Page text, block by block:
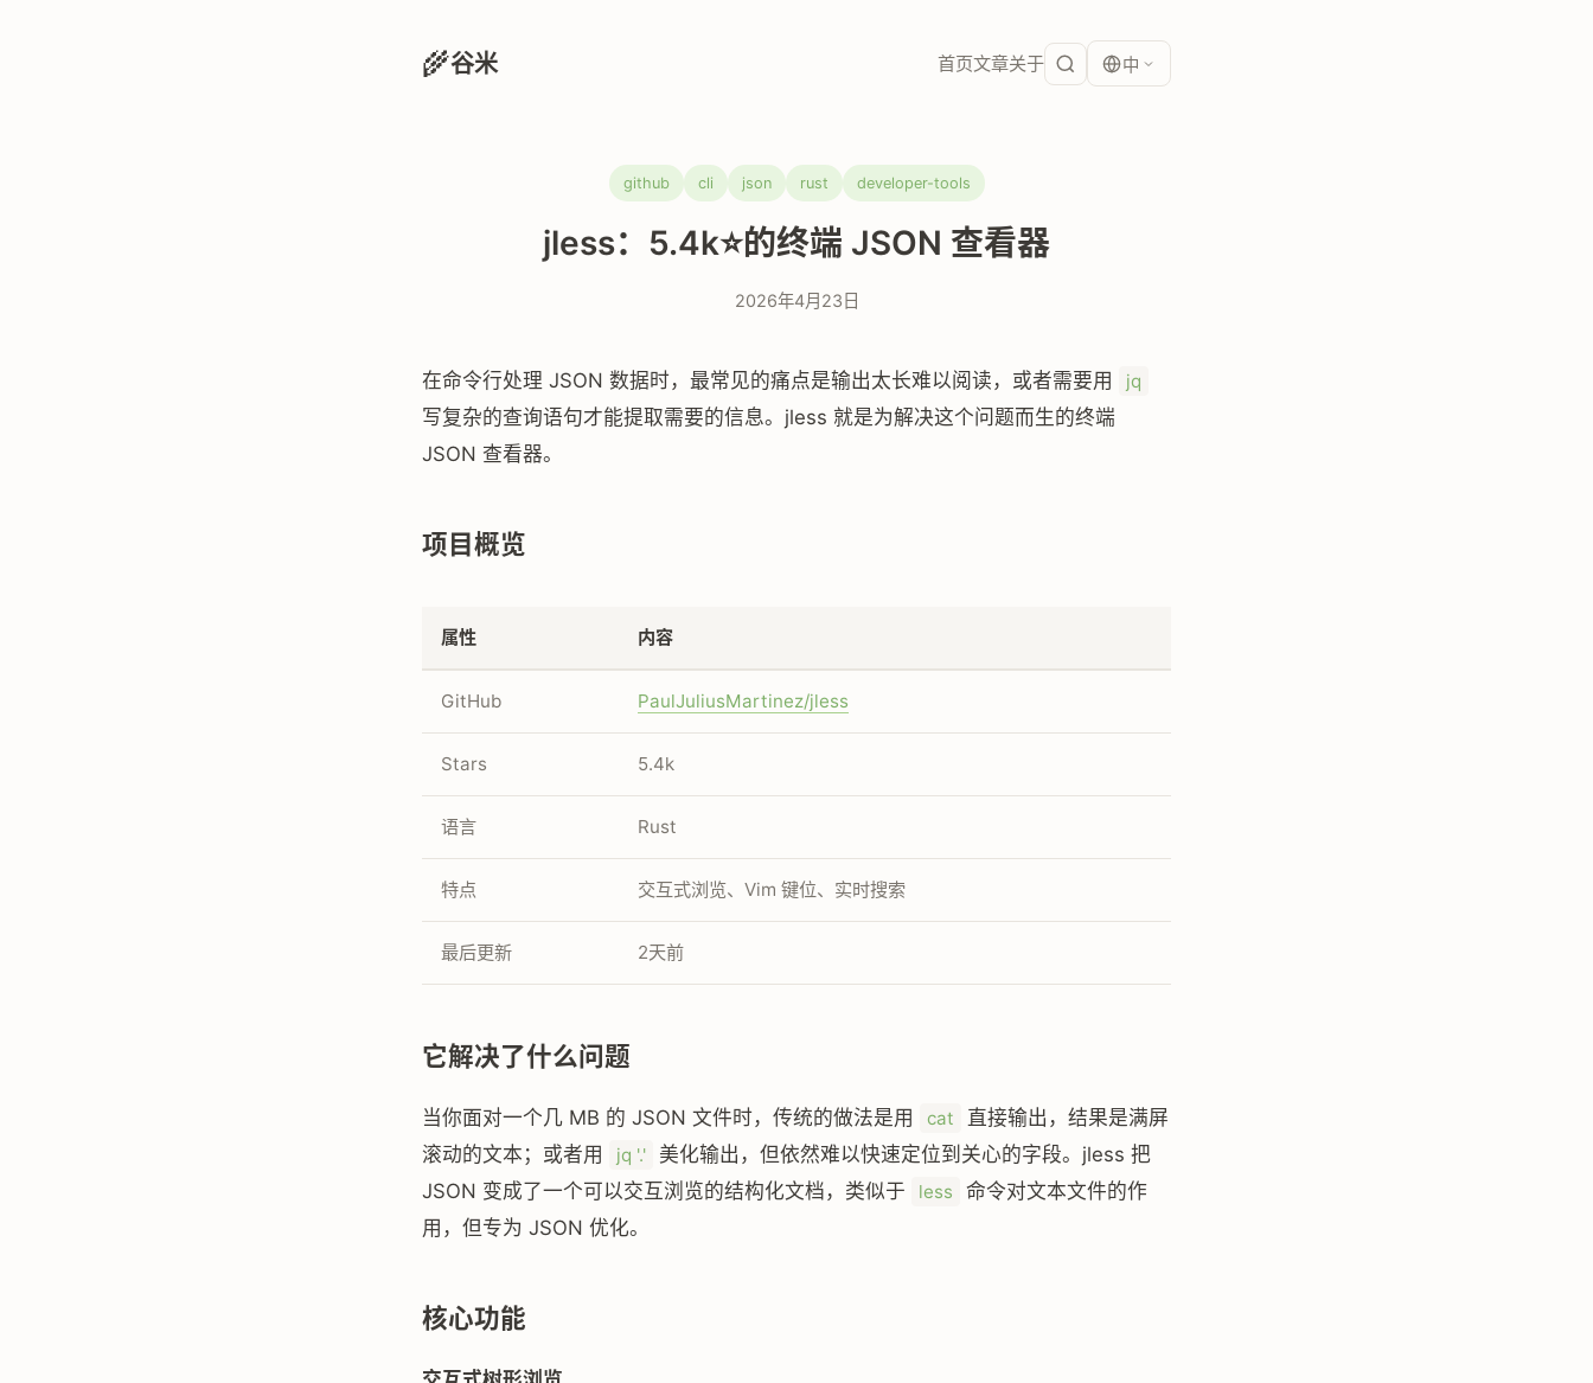
🌾谷米 首页文章关于 中
github cli json rust developer-tools
jless：5.4k⭐的终端 JSON 查看器
2026年4月23日
在命令行处理 JSON 数据时，最常见的痛点是输出太长难以阅读，或者需要用 jq
写复杂的查询语句才能提取需要的信息。jless 就是为解决这个问题而生的终端
JSON 查看器。
项目概览
属性 内容
GitHub PaulJuliusMartinez/jless
Stars 5.4k
语言 Rust
特点 交互式浏览、Vim 键位、实时搜索
最后更新 2天前
它解决了什么问题
当你面对一个几 MB 的 JSON 文件时，传统的做法是用 cat
直接输出，结果是满屏
滚动的文本；或者用
jq '.'
美化输出，但依然难以快速定位到关心的字段。jless 把
JSON 变成了一个可以交互浏览的结构化文档，类似于
less
命令对文本文件的作
用，但专为 JSON 优化。
核心功能